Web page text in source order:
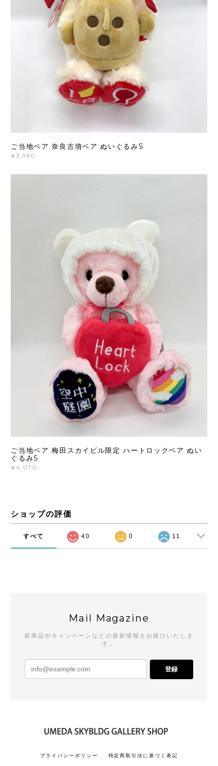
ご当地ベア 奈良古墳ベア ぬいぐるみS
¥3,960
ご当地ベア 梅田スカイビル限定 ハートロックベア ぬい
ぐるみS
¥4,070
ショップの評価
すべて 40 0 11
Mail Magazine
新商品やキャンペーンなどの最新情報をお届けいたしま
す。
登録
プライバシーポリシー 特定商取引法に基づく表記